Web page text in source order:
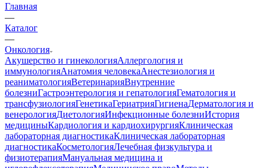
Главная
—
Каталог
—
Онкология
Акушерство и гинекологияАллергология и
иммунологияАнатомия человекаАнестезиология и
реаниматологияВетеринарияВнутренние
болезниГастроэнтерология и гепатологияГематология и
трансфузиологияГенетикаГериатрияГигиенаДерматология и
венерологияДиетологияИнфекционные болезниИстория
медициныКардиология и кардиохирургияКлиническая
лабораторная диагностикаКлиническая лабораторная
диагностикаКосметологияЛечебная физкультура и
физиотерапияМануальная медицина и